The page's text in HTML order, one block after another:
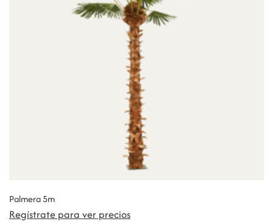
Palmera 5m
Regístrate para ver precios